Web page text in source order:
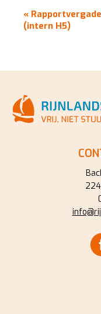
EVENEMENT
NAVIGATIE
«
(intern H5)